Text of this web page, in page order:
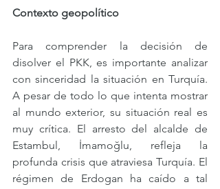
Contexto geopolítico
Para comprender la decisión de
disolver el PKK, es importante analizar
con sinceridad la situación en Turquía.
A pesar de todo lo que intenta mostrar
al mundo exterior, su situación real es
muy crítica. El arresto del alcalde de
Estambul, İmamoğlu, refleja la
profunda crisis que atraviesa Turquía. El
régimen de Erdogan ha caído a tal